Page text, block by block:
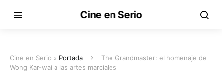
Cine en Serio
Cine en Serio » Portada
The Grandmaster: el homenaje de
Wong Kar-wai a las artes marciales